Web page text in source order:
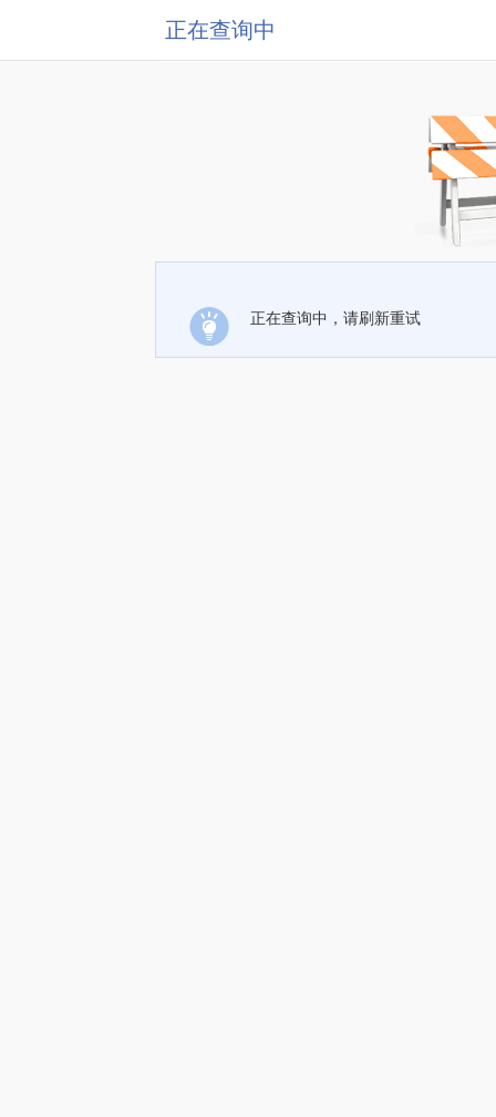
正在查询中
正在查询中，请刷新重试